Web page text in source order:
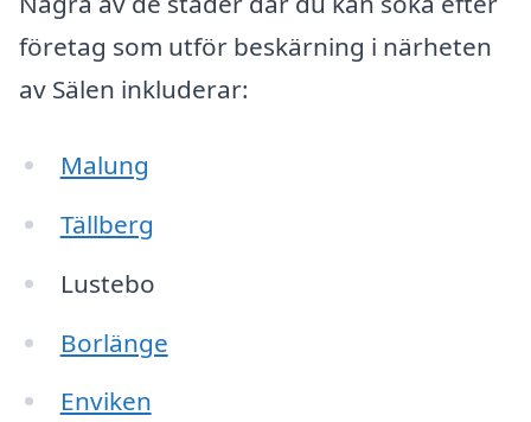
företag som utför beskärning i närheten
av Sälen inkluderar:
Malung
Tällberg
Lustebo
Borlänge
Enviken